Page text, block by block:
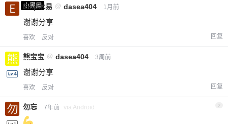
小黑屋
Emp木易 @ dasea404 1月前
谢谢分享
喜欢 反对 回复
熊宝宝 @ dasea404 3周前
谢谢分享
喜欢 反对 回复
勿忘 7年前 via Android 2